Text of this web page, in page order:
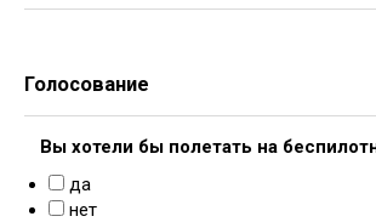
Голосование
Вы хотели бы полетать на
да
нет